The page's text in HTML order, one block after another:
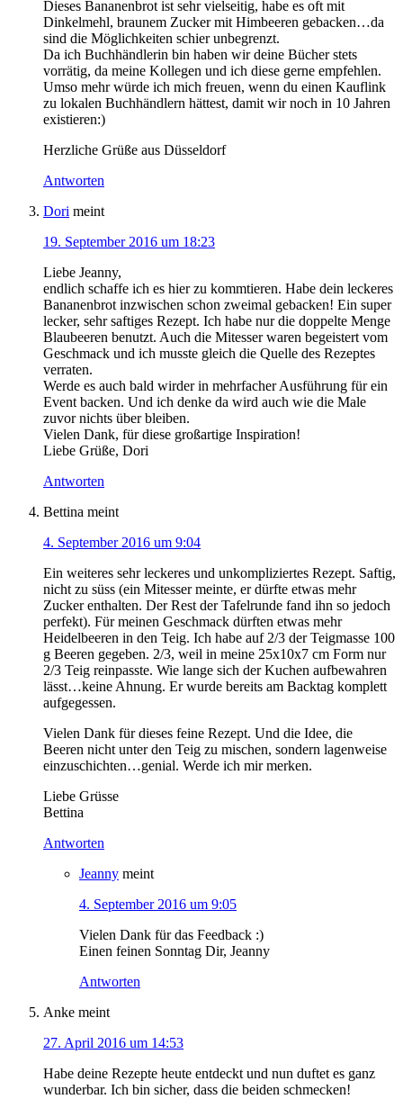
Dieses Bananenbrot ist sehr vielseitig, habe es oft mit
Dinkelmehl, braunem Zucker mit Himbeeren gebacken…da
sind die Möglichkeiten schier unbegrenzt.
Da ich Buchhändlerin bin haben wir deine Bücher stets
vorrätig, da meine Kollegen und ich diese gerne empfehlen.
Umso mehr würde ich mich freuen, wenn du einen Kauflink
zu lokalen Buchhändlern hättest, damit wir noch in 10 Jahren
existieren:)
Herzliche Grüße aus Düsseldorf
Antworten
Dori meint
19. September 2016 um 18:23
Liebe Jeanny,
endlich schaffe ich es hier zu kommtieren. Habe dein leckeres
Bananenbrot inzwischen schon zweimal gebacken! Ein super
lecker, sehr saftiges Rezept. Ich habe nur die doppelte Menge
Blaubeeren benutzt. Auch die Mitesser waren begeistert vom
Geschmack und ich musste gleich die Quelle des Rezeptes
verraten.
Werde es auch bald wirder in mehrfacher Ausführung für ein
Event backen. Und ich denke da wird auch wie die Male
zuvor nichts über bleiben.
Vielen Dank, für diese großartige Inspiration!
Liebe Grüße, Dori
Antworten
Bettina meint
4. September 2016 um 9:04
Ein weiteres sehr leckeres und unkompliziertes Rezept. Saftig,
nicht zu süss (ein Mitesser meinte, er dürfte etwas mehr
Zucker enthalten. Der Rest der Tafelrunde fand ihn so jedoch
perfekt). Für meinen Geschmack dürften etwas mehr
Heidelbeeren in den Teig. Ich habe auf 2/3 der Teigmasse 100
g Beeren gegeben. 2/3, weil in meine 25x10x7 cm Form nur
2/3 Teig reinpasste. Wie lange sich der Kuchen aufbewahren
lässt…keine Ahnung. Er wurde bereits am Backtag komplett
aufgegessen.
Vielen Dank für dieses feine Rezept. Und die Idee, die
Beeren nicht unter den Teig zu mischen, sondern lagenweise
einzuschichten…genial. Werde ich mir merken.
Liebe Grüsse
Bettina
Antworten
Jeanny meint
4. September 2016 um 9:05
Vielen Dank für das Feedback :)
Einen feinen Sonntag Dir, Jeanny
Antworten
Anke meint
27. April 2016 um 14:53
Habe deine Rezepte heute entdeckt und nun duftet es ganz
wunderbar. Ich bin sicher, dass die beiden schmecken!